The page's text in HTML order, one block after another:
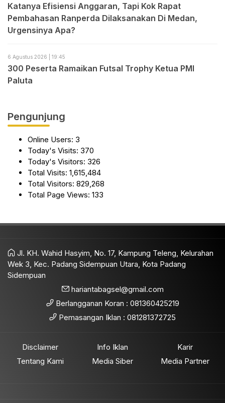
Katanya Efisiensi Anggaran, Tapi Kok Rapat
Pembahasan Ranperda Dilaksanakan Di Medan,
Urgensinya Apa?
6 Agustus 2026 | 19:45
300 Peserta Ramaikan Futsal Trophy Ketua PMI
Paluta
Pengunjung
Online Users: 3
Today's Visits: 370
Today's Visitors: 326
Total Visits: 1,615,484
Total Visitors: 829,268
Total Page Views: 133
Jl. KH. Wahid Hasyim, No. 17, Kampung Teleng, Kelurahan
Wek 3, Kec. Padang Sidempuan Utara, Kota Padang
Sidempuan
hariantabagsel@gmail.com
Berlangganan Koran : 081360425219
Pemasangan Iklan : 081281372725
Disclaimer
Tentang Kami
Info Iklan
Media Siber
Karir
Media Partner